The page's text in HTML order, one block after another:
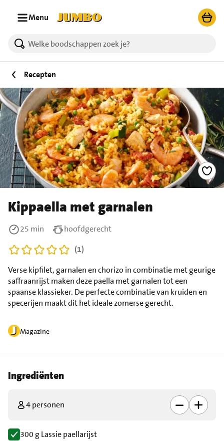
Menu
Recepten
Kippaella met garnalen
Magazine
Verse kipfilet, garnalen en chorizo in combinatie met geurige
saffraanrijst maken deze paella met garnalen tot een
spaanse klassieker. De perfecte combinatie van kruiden en
specerijen maakt dit het ideale zomerse gerecht.
25 min
hoofdgerecht
(1)
Ingrediënten
4 personen
300 g Lassie paellarijst